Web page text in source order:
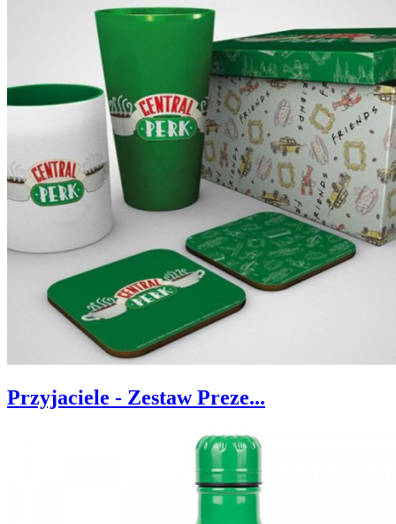
Przyjaciele - Zestaw Preze...